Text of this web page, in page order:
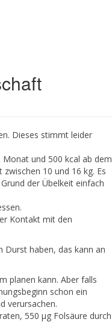
Dieses stimmt leider
und 500 kcal ab dem
10 und 16 kg. Es
der Übelkeit einfach
Kontakt mit den
Durst haben, das kann an
planen kann. Aber falls
schon ein
verursachen.
550 μg Folsäure durch